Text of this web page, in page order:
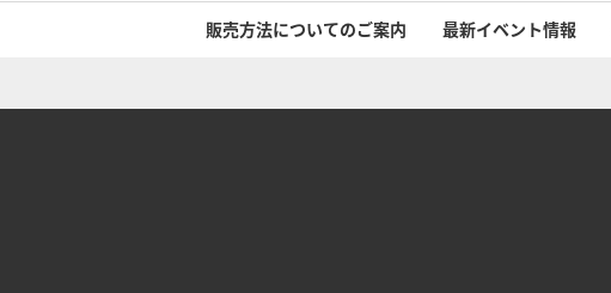
販売方法についてのご案内 最新イベント情報